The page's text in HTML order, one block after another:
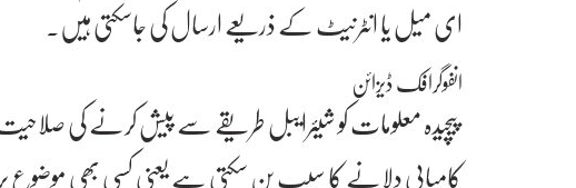
ای میل یا انٹرنیٹ کے ذریعے ارسال کی جاسکتی ہیں۔
انفوگرافک ڈیزائن
پیچیدہ معلومات کو شیئرایبل طریقے سے پیش کرنے کی